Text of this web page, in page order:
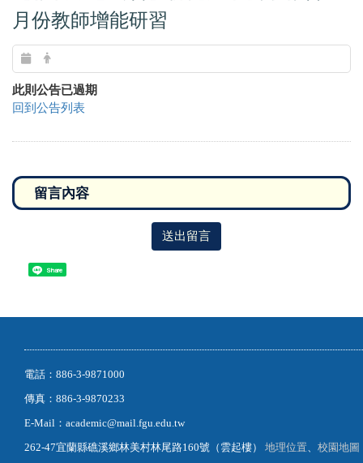
月份教師增能研習
此則公告已過期
回到公告列表
送出留言
Share
電話：886-3-9871000
傳真：886-3-9870233
E-Mail：academic@mail.fgu.edu.tw
262-47宜蘭縣礁溪鄉林美村林尾路160號（雲起樓） 地理位置
校園地圖